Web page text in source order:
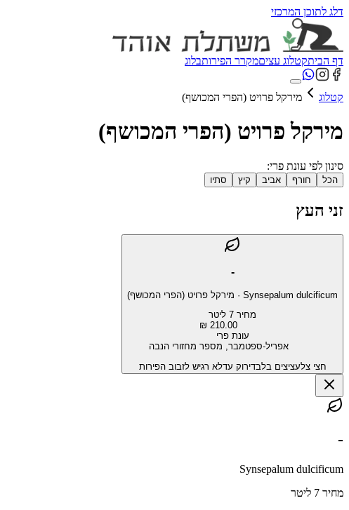
דלג לתוכן המרכזי
דף הביתקטלוג עציםמקרר הפירותבלוג
קטלוג מירקל פרויט (הפרי המכושף)
מירקל פרויט (הפרי המכושף)
סינון לפי עונת פרי:
הכל חורף אביב קיץ סתיו
זני העץ
-
Synsepalum dulcificum
· מירקל פרויט (הפרי המכושף)
מחיר 7 ליטר
210.00 ₪
עונת פרי
אפריל-ספטמבר, מספר מחזורי הנבה
חצי צלעציצים בלבדירוק עדלא רגיש לזבוב הפירות
-
Synsepalum dulcificum
מחיר 7 ליטר